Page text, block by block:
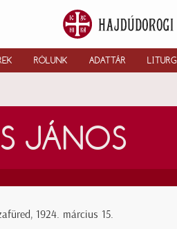
RÓLUNK ADATTÁR
JÁNOS
1924. március 15.